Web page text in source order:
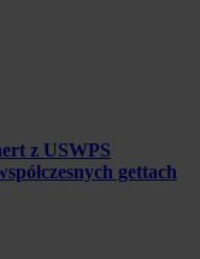
z USWPS
gettach